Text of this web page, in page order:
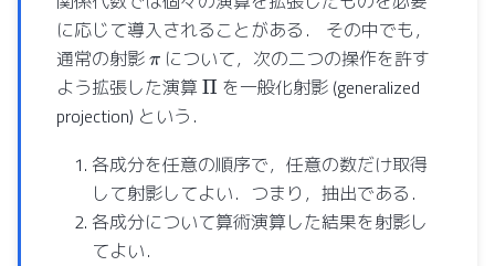
に応じて導入されることがある． その中でも，
通常の射影π について，次の二つの操作を許す
よう拡張した演算Π を一般化射影 (generalized
projection) という．
各成分を任意の順序で，任意の数だけ取得
して射影してよい．つまり，抽出である．
各成分について算術演算した結果を射影し
てよい．